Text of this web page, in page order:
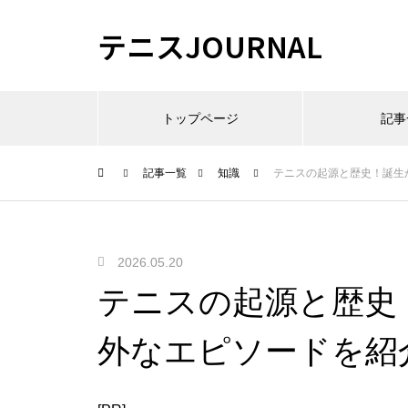
テニスJOURNAL
トップページ 記
記事一覧 知識 テニスの起源と歴史！誕
2026.05.20
テニスの起源と歴
外なエピソードを紹